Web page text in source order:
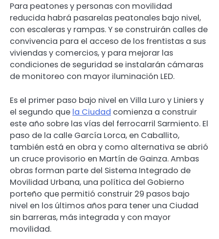
Para peatones y personas con movilidad
reducida habrá pasarelas peatonales bajo nivel,
con escaleras y rampas. Y se construirán calles de
convivencia para el acceso de los frentistas a sus
viviendas y comercios, y para mejorar las
condiciones de seguridad se instalarán cámaras
de monitoreo con mayor iluminación LED.
Es el primer paso bajo nivel en Villa Luro y Liniers y
el segundo que la Ciudad comienza a construir
este año sobre las vías del ferrocarril Sarmiento. El
paso de la calle García Lorca, en Caballito,
también está en obra y como alternativa se abrió
un cruce provisorio en Martín de Gainza. Ambas
obras forman parte del Sistema Integrado de
Movilidad Urbana, una política del Gobierno
porteño que permitió construir 29 pasos bajo
nivel en los últimos años para tener una Ciudad
sin barreras, más integrada y con mayor
movilidad.